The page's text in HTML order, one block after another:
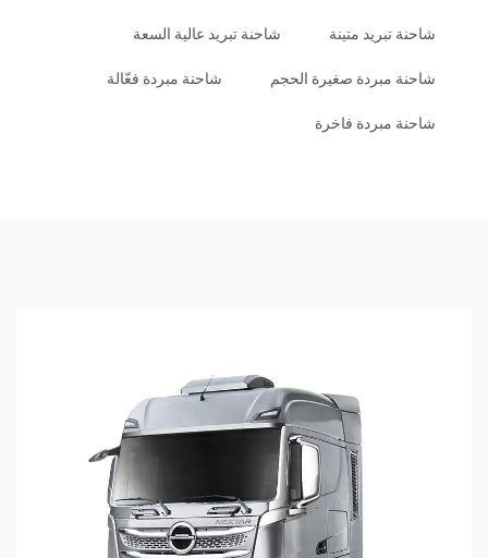
شاحنة تبريد متينة شاحنة تبريد عالية السعة
شاحنة مبردة صغيرة الحجم شاحنة مبردة فعّالة
شاحنة مبردة فاخرة